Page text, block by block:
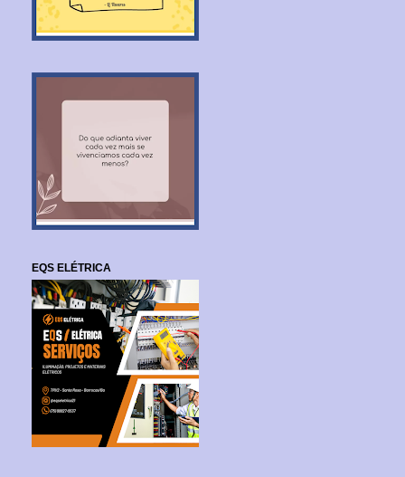
EQS ELÉTRICA